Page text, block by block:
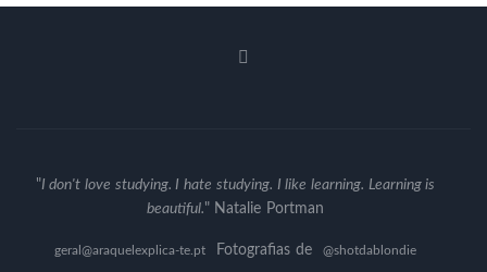
"I don't love studying. I hate studying. I like learning. Learning is
beautiful." Natalie Portman
geral@araquelexplica-te.pt Fotografias de @shotdablondie